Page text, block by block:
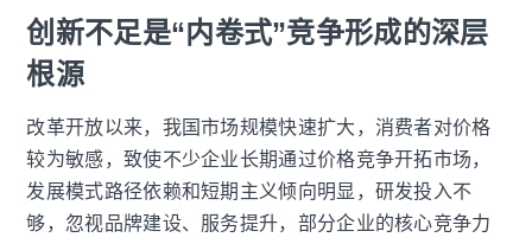
创新不足是“内卷式”竞争形成的深层
根源
改革开放以来，我国市场规模快速扩大，消费者对价格
较为敏感，致使不少企业长期通过价格竞争开拓市场，
发展模式路径依赖和短期主义倾向明显，研发投入不
够，忽视品牌建设、服务提升，部分企业的核心竞争力